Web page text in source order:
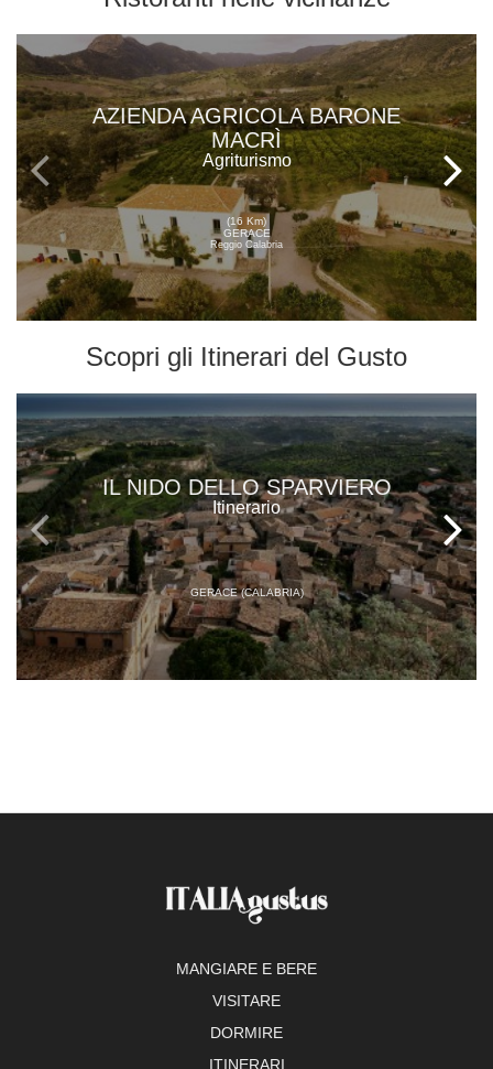
AZIENDA AGRICOLA BARONE
MACRÌ
Agriturismo
(16 Km)
GERACE
Reggio Calabria
Scopri gli Itinerari del Gusto
IL NIDO DELLO SPARVIERO
Itinerario
GERACE (CALABRIA)
MANGIARE E BERE
VISITARE
DORMIRE
ITINERARI